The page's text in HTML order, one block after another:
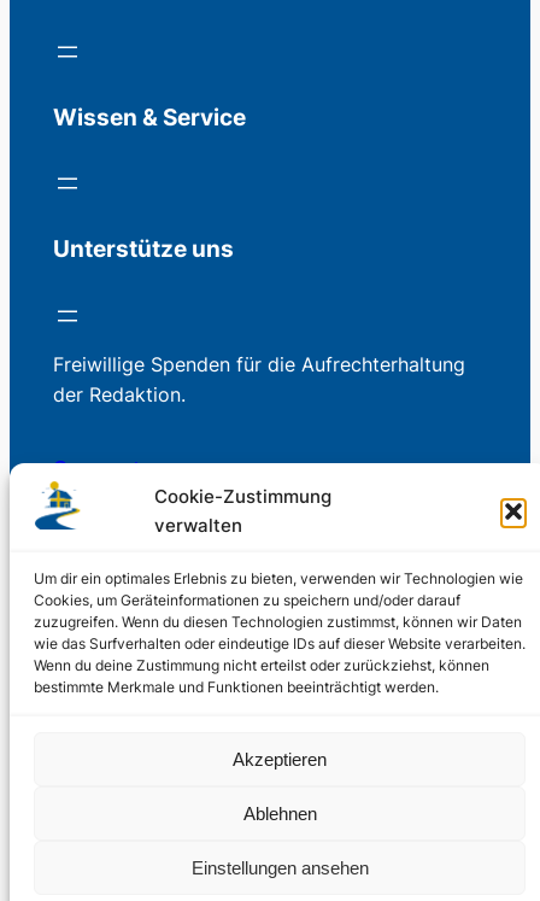
Cookie-Zustimmung
verwalten
Um dir ein optimales Erlebnis zu bieten, verwenden wir Technologien wie
Cookies, um Geräteinformationen zu speichern und/oder darauf
zuzugreifen. Wenn du diesen Technologien zustimmst, können wir Daten
wie das Surfverhalten oder eindeutige IDs auf dieser Website verarbeiten.
Wenn du deine Zustimmung nicht erteilst oder zurückziehst, können
bestimmte Merkmale und Funktionen beeinträchtigt werden.
Akzeptieren
Ablehnen
Einstellungen ansehen
Wissen & Service
Unterstütze uns
Freiwillige Spenden für die Aufrechterhaltung
der Redaktion.
Support us
© 2002 – 2026
Schwedenstube.de
2024, 2026Liquid
LinkedIn
Twitter
RSS-Feed